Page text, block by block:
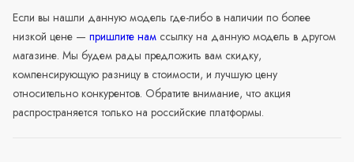
Если вы нашли данную модель где-либо в наличии по более
низкой цене — пришлите нам ссылку на данную модель в другом
магазине. Мы будем рады предложить вам скидку,
компенсирующую разницу в стоимости, и лучшую цену
относительно конкурентов. Обратите внимание, что акция
распространяется только на российские платформы.